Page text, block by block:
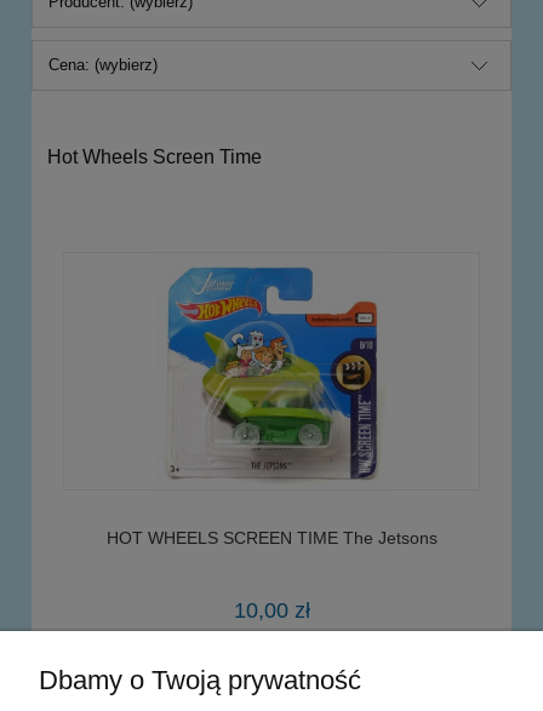
Cena: (wybierz)
Hot Wheels Screen Time
HOT WHEELS SCREEN TIME The Jetsons
10,00 zł
powiadom o dostępności
Dbamy o Twoją prywatność